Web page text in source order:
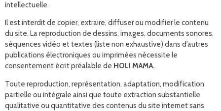
intellectuelle.
Il est interdit de copier, extraire, diffuser ou modifier le contenu
du site. La reproduction de dessins, images, documents sonores,
séquences vidéo et textes (liste non exhaustive) dans d’autres
publications électroniques ou imprimées nécessite le
consentement écrit préalable de HOLI MAMA.
Toute reproduction, représentation, adaptation, modification
partielle ou intégrale ainsi que toute extraction substantielle
qualitative ou quantitative des contenus du site internet sans